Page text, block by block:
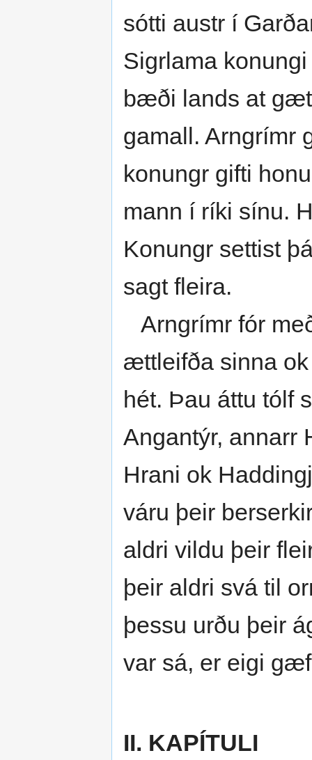
sótti austr í
Sigrlama
bæði lands at
gamall. Arngrímr
konungr gifti
mann í ríki sínu.
Konungr settist
sagt fleira.
Arngrímr fór
ættleifða sinna
hét. Þau áttu tólf
Angantýr, annarr
Hrani ok
váru þeir
aldri vildu þeir
þeir aldri svá til
þessu urðu þeir
var sá, er eigi
II. KAPÍTULI